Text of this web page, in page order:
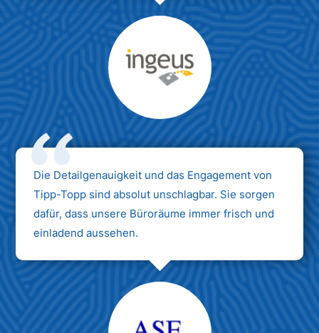
Max Mustermann
Unternehmen AG
Die Detailgenauigkeit und das Engagement von
Tipp-Topp sind absolut unschlagbar. Sie sorgen
dafür, dass unsere Büroräume immer frisch und
einladend aussehen.